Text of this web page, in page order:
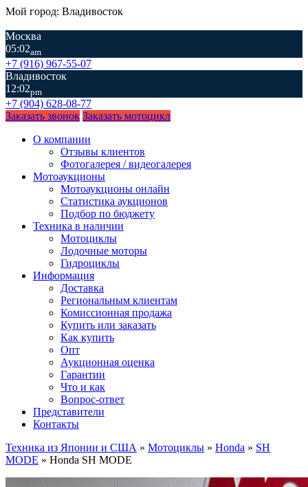
Мой город: Владивосток
Москва
05:02am
+7 (916) 967-55-07
Владивосток
12:02pm
+7 (904) 628-08-77
Заказать звонок Заказать мотоцикл
О компании
Отзывы клиентов
Фотогалерея / видеогалерея
Мотоаукционы
Мотоаукционы онлайн
Статистика аукционов
Подбор по бюджету
Техника в наличии
Мотоциклы
Лодочные моторы
Гидроциклы
Информация
Доставка
Региональным клиентам
Комиссионная продажа
Купить или заказать
Как купить
Опт
Аукционная оценка
Гарантии
Что и как
Вопрос-ответ
Представители
Контакты
Техника из Японии и США » Мотоциклы » Honda » SH
MODE » Honda SH MODE